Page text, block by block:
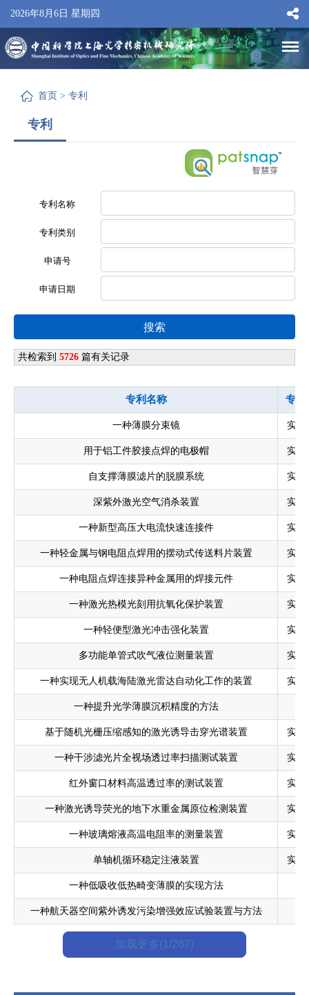
2026年8月6日 星期四
首页 > 专利
专利
专利名称
专利类别
申请号
申请日期
搜索
共检索到 5726 篇有关记录
专利名称 专利
一种薄膜分束镜 实用
用于铝工件胶接点焊的电极帽 实用
自支撑薄膜滤片的脱膜系统 实用
深紫外激光空气消杀装置 实用
一种新型高压大电流快速连接件 实用
一种轻金属与钢电阻点焊用的摆动式传送料片装置 实用
一种电阻点焊连接异种金属用的焊接元件 实用
一种激光热模光刻用抗氧化保护装置 实用
一种轻便型激光冲击强化装置 实用
多功能单管式吹气液位测量装置 实用
一种实现无人机载海陆激光雷达自动化工作的装置 实用
一种提升光学薄膜沉积精度的方法
基于随机光栅压缩感知的激光诱导击穿光谱装置 实用
一种干涉滤光片全视场透过率扫描测试装置 实用
红外窗口材料高温透过率的测试装置 实用
一种激光诱导荧光的地下水重金属原位检测装置 实用
一种玻璃熔液高温电阻率的测量装置 实用
单轴机循环稳定注液装置 实用
一种低吸收低热畸变薄膜的实现方法
一种航天器空间紫外诱发污染增强效应试验装置与方法
加载更多(1/287)